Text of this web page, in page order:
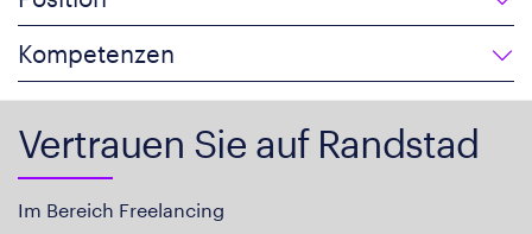
Kompetenzen
Vertrauen Sie auf Randstad
Im Bereich Freelancing